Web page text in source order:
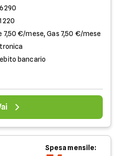
7,50 €/mese, Gas 7,50 €/mese
bancario
Spesa mensile: